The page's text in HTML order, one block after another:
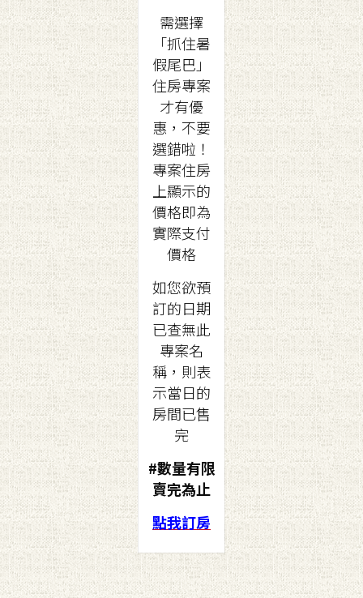
需選擇
「抓住暑
假尾巴」
住房專案
才有優
惠，不要
選錯啦！
專案住房
上顯示的
價格即為
實際支付
價格
如您欲預
訂的日期
已查無此
專案名
稱，則表
示當日的
房間已售
完
#數量有限
賣完為止
點我訂房